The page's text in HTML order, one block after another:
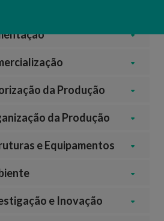
da Produção
da Produção
e Equipamentos
e Inovação